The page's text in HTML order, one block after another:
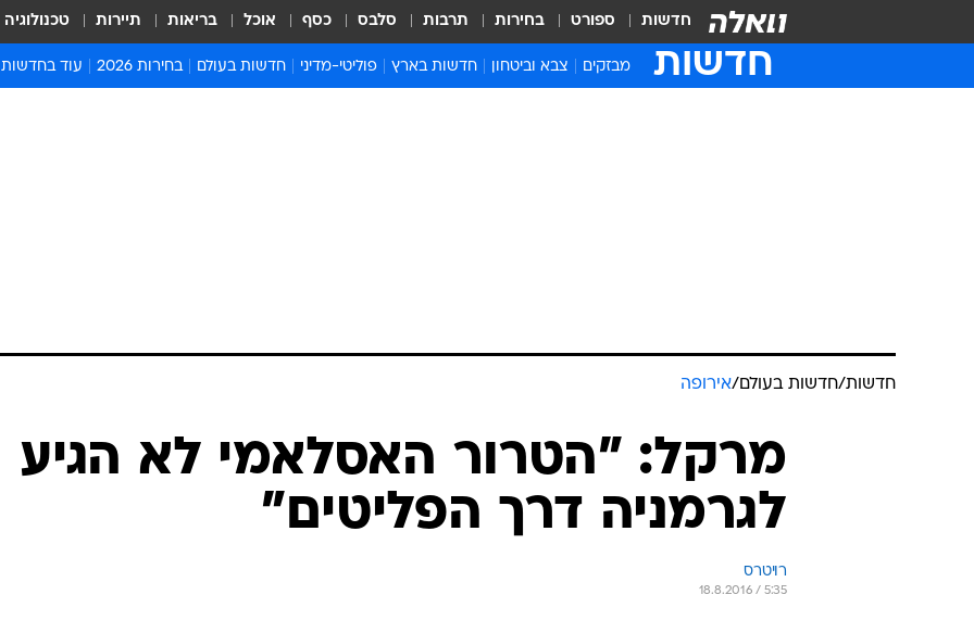
חדשות ספורט בחירות תרבות סלבס כסף אוכל בריאות תיירות טכנולוגיה
חדשות מבזקים צבא וביטחון חדשות בארץ פוליטי-מדיני חדשות בעולם בחירות 2026 עוד בחדשות
חדשות
חדשות/חדשות בעולם/אירופה
מרקל: "הטרור האסלאמי לא הגיע
לגרמניה דרך הפליטים"
רויטרס
18.8.2016 / 5:35